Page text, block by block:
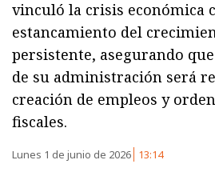
vinculó la crisis económica
estancamiento del
persistente, asegurando
de su administración será
creación de empleos y
fiscales.
Lunes 1 de junio de 2026 13:14